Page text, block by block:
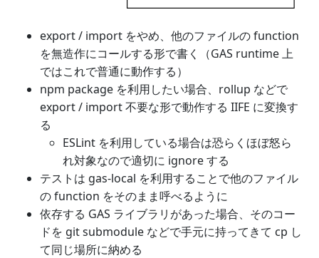
export / import をやめ、他のファイルの function
を無造作にコールする形で書く（GAS runtime 上
ではこれで普通に動作する）
npm package を利用したい場合、rollup などで
export / import 不要な形で動作する IIFE に変換す
る
ESLint を利用している場合は恐らくほぼ怒ら
れ対象なので適切に ignore する
テストは gas-local を利用することで他のファイル
の function をそのまま呼べるように
依存する GAS ライブラリがあった場合、そのコー
ドを git submodule などで手元に持ってきて cp し
て同じ場所に納める